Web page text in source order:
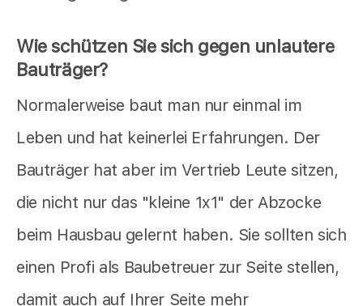
Wie schützen Sie sich gegen unlautere
Bauträger?
Normalerweise baut man nur einmal im
Leben und hat keinerlei Erfahrungen. Der
Bauträger hat aber im Vertrieb Leute sitzen,
die nicht nur das "kleine 1x1" der Abzocke
beim Hausbau gelernt haben. Sie sollten sich
einen Profi als Baubetreuer zur Seite stellen,
damit auch auf Ihrer Seite mehr